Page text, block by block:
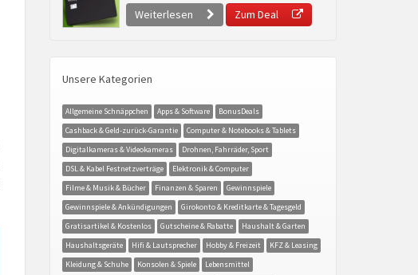
Weiterlesen
Zum Deal
Unsere Kategorien
Allgemeine Schnäppchen Apps & Software
BonusDeals
Cashback & Geld-zurück-Garantie
Computer & Notebooks & Tablets
Digitalkameras & Videokameras
Drohnen, Fahrräder, Sport
DSL & Kabel Festnetzverträge
Elektronik & Computer
Filme & Musik & Bücher
Finanzen & Sparen
Gewinnspiele
Gewinnspiele & Ankündigungen
Girokonto & Kreditkarte & Tagesgeld
Gratisartikel & Kostenlos
Gutscheine & Rabatte
Haushalt & Garten
Haushaltsgeräte
Hifi & Lautsprecher Hobby & Freizeit
KFZ & Leasing
Kleidung & Schuhe
Konsolen & Spiele
Lebensmittel